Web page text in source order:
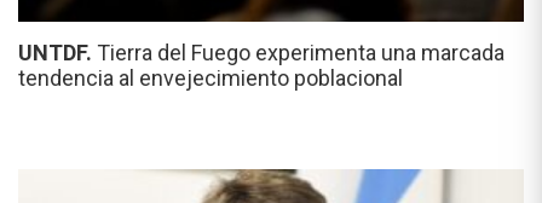
UNTDF. Tierra del Fuego experimenta una marcada
tendencia al envejecimiento poblacional